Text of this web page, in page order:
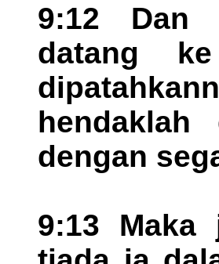
9:12 Dan
datang
dengan
9:13 Maka